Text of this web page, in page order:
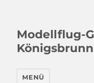
Modellflug-
Königsbrunn
MENÜ